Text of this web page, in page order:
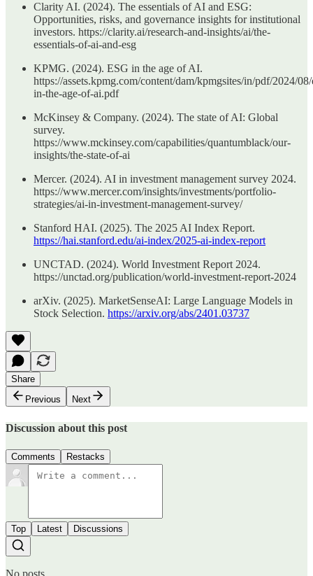
Clarity AI. (2024). The essentials of AI and ESG:
Opportunities, risks, and governance insights for institutional
investors. https://clarity.ai/research-and-insights/ai/the-
essentials-of-ai-and-esg
KPMG. (2024). ESG in the age of AI.
https://assets.kpmg.com/content/dam/kpmgsites/in/pdf/2024/08/
in-the-age-of-ai.pdf
McKinsey & Company. (2024). The state of AI: Global
survey.
https://www.mckinsey.com/capabilities/quantumblack/our-
insights/the-state-of-ai
Mercer. (2024). AI in investment management survey 2024.
https://www.mercer.com/insights/investments/portfolio-
strategies/ai-in-investment-management-survey/
Stanford HAI. (2025). The 2025 AI Index Report.
https://hai.stanford.edu/ai-index/2025-ai-index-report
UNCTAD. (2024). World Investment Report 2024.
https://unctad.org/publication/world-investment-report-2024
arXiv. (2025). MarketSenseAI: Large Language Models in
Stock Selection. https://arxiv.org/abs/2401.03737
Share
Previous
Next
Discussion about this post
Comments Restacks
Top Latest Discussions
No posts